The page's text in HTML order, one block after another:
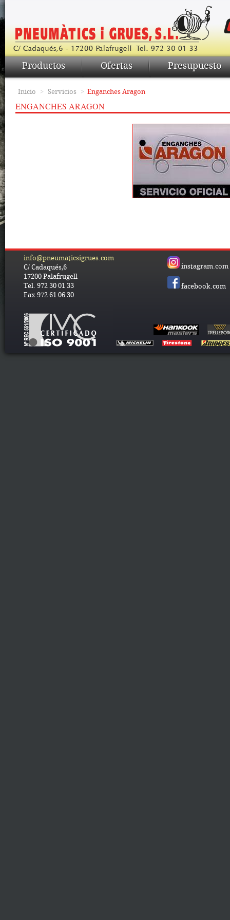
Productos Ofertas Presupuesto
Inicio > Servicios > Enganches Aragon
ENGANCHES ARAGON
info@pneumaticsigrues.com
C/ Cadaqués,6
17200 Palafrugell
Tel. 972 30 01 33
Fax 972 61 06 30
instagram.com
facebook.com